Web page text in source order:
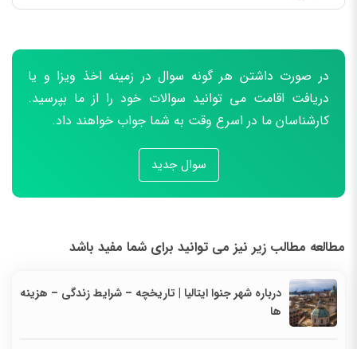
در صورت داشتن هر گونه سوال در زمینه اخذ ویزا و یا
دریافت اقامت می توانید سوالات خود را از ما بپرسید.
کارشناسان ما در اسرع وقت به شما جواب خواهند داد.
سوال جدید
مطالعه مطالب زیر نیز می توانید برای شما مفید باشد
درباره شهر جنوا ایتالیا | تاریخچه – شرایط زندگی – هزینه
ها